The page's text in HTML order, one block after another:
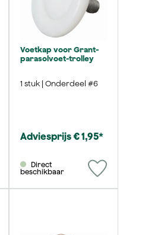
Voetkap voor Grant-
parasolvoet-trolley
1 stuk | Onderdeel #6
Adviesprijs € 1,95*
beschikbaar